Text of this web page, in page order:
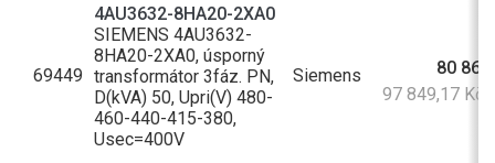
69449
4AU3632-8HA20-2XA0
SIEMENS 4AU3632-
8HA20-2XA0, úsporný
transformátor 3fáz. PN,
D(kVA) 50, Upri(V) 480-
460-440-415-380,
Usec=400V
Siemens
80
97 849,17 Kč